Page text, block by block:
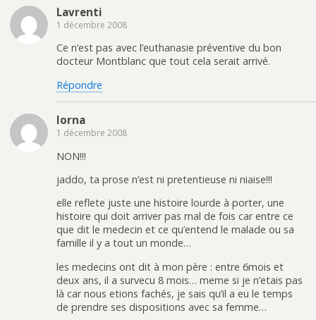
Lavrenti
1 décembre 2008
Ce n’est pas avec l’euthanasie préventive du bon
docteur Montblanc que tout cela serait arrivé.
Répondre
lorna
1 décembre 2008
NON!!!
jaddo, ta prose n’est ni pretentieuse ni niaise!!!
elle reflete juste une histoire lourde à porter, une
histoire qui doit arriver pas mal de fois car entre ce
que dit le medecin et ce qu’entend le malade ou sa
famille il y a tout un monde…
les medecins ont dit à mon père : entre 6mois et
deux ans, il a survecu 8 mois… meme si je n’etais pas
là car nous etions fachés, je sais qu’il a eu le temps
de prendre ses dispositions avec sa femme…